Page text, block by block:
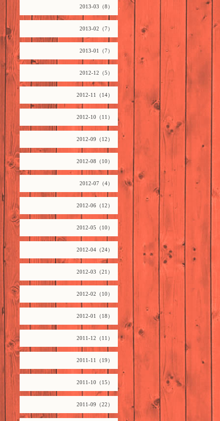
2013-03（8）
2013-02（7）
2013-01（7）
2012-12（5）
2012-11（14）
2012-10（11）
2012-09（12）
2012-08（10）
2012-07（4）
2012-06（12）
2012-05（10）
2012-04（24）
2012-03（21）
2012-02（10）
2012-01（18）
2011-12（11）
2011-11（19）
2011-10（15）
2011-09（22）